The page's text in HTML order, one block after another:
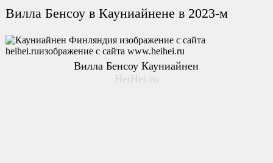
Вилла Бенсоу в Кауниайнене в 2023-м
Вилла Бенсоу Кауниайнен
HeiHei.ru